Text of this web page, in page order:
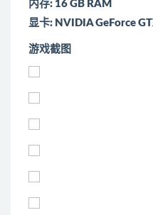
内存: 16 GB RAM
显卡: NVIDIA GeForce
游戏截图